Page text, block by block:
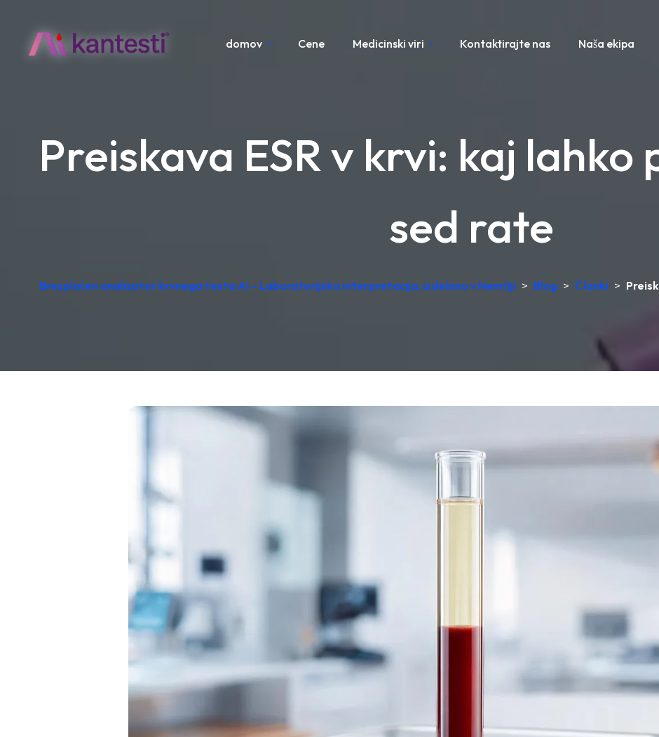
domov Cene Medicinski viri Kontaktirajte nas Naša ekipa
Preiskava ESR v krvi: kaj lahko
sed rate
Brezplačen analizator krvnega testa AI – Laboratorijska interpretacija, izdelano v Nemčiji > Blog > Članki >